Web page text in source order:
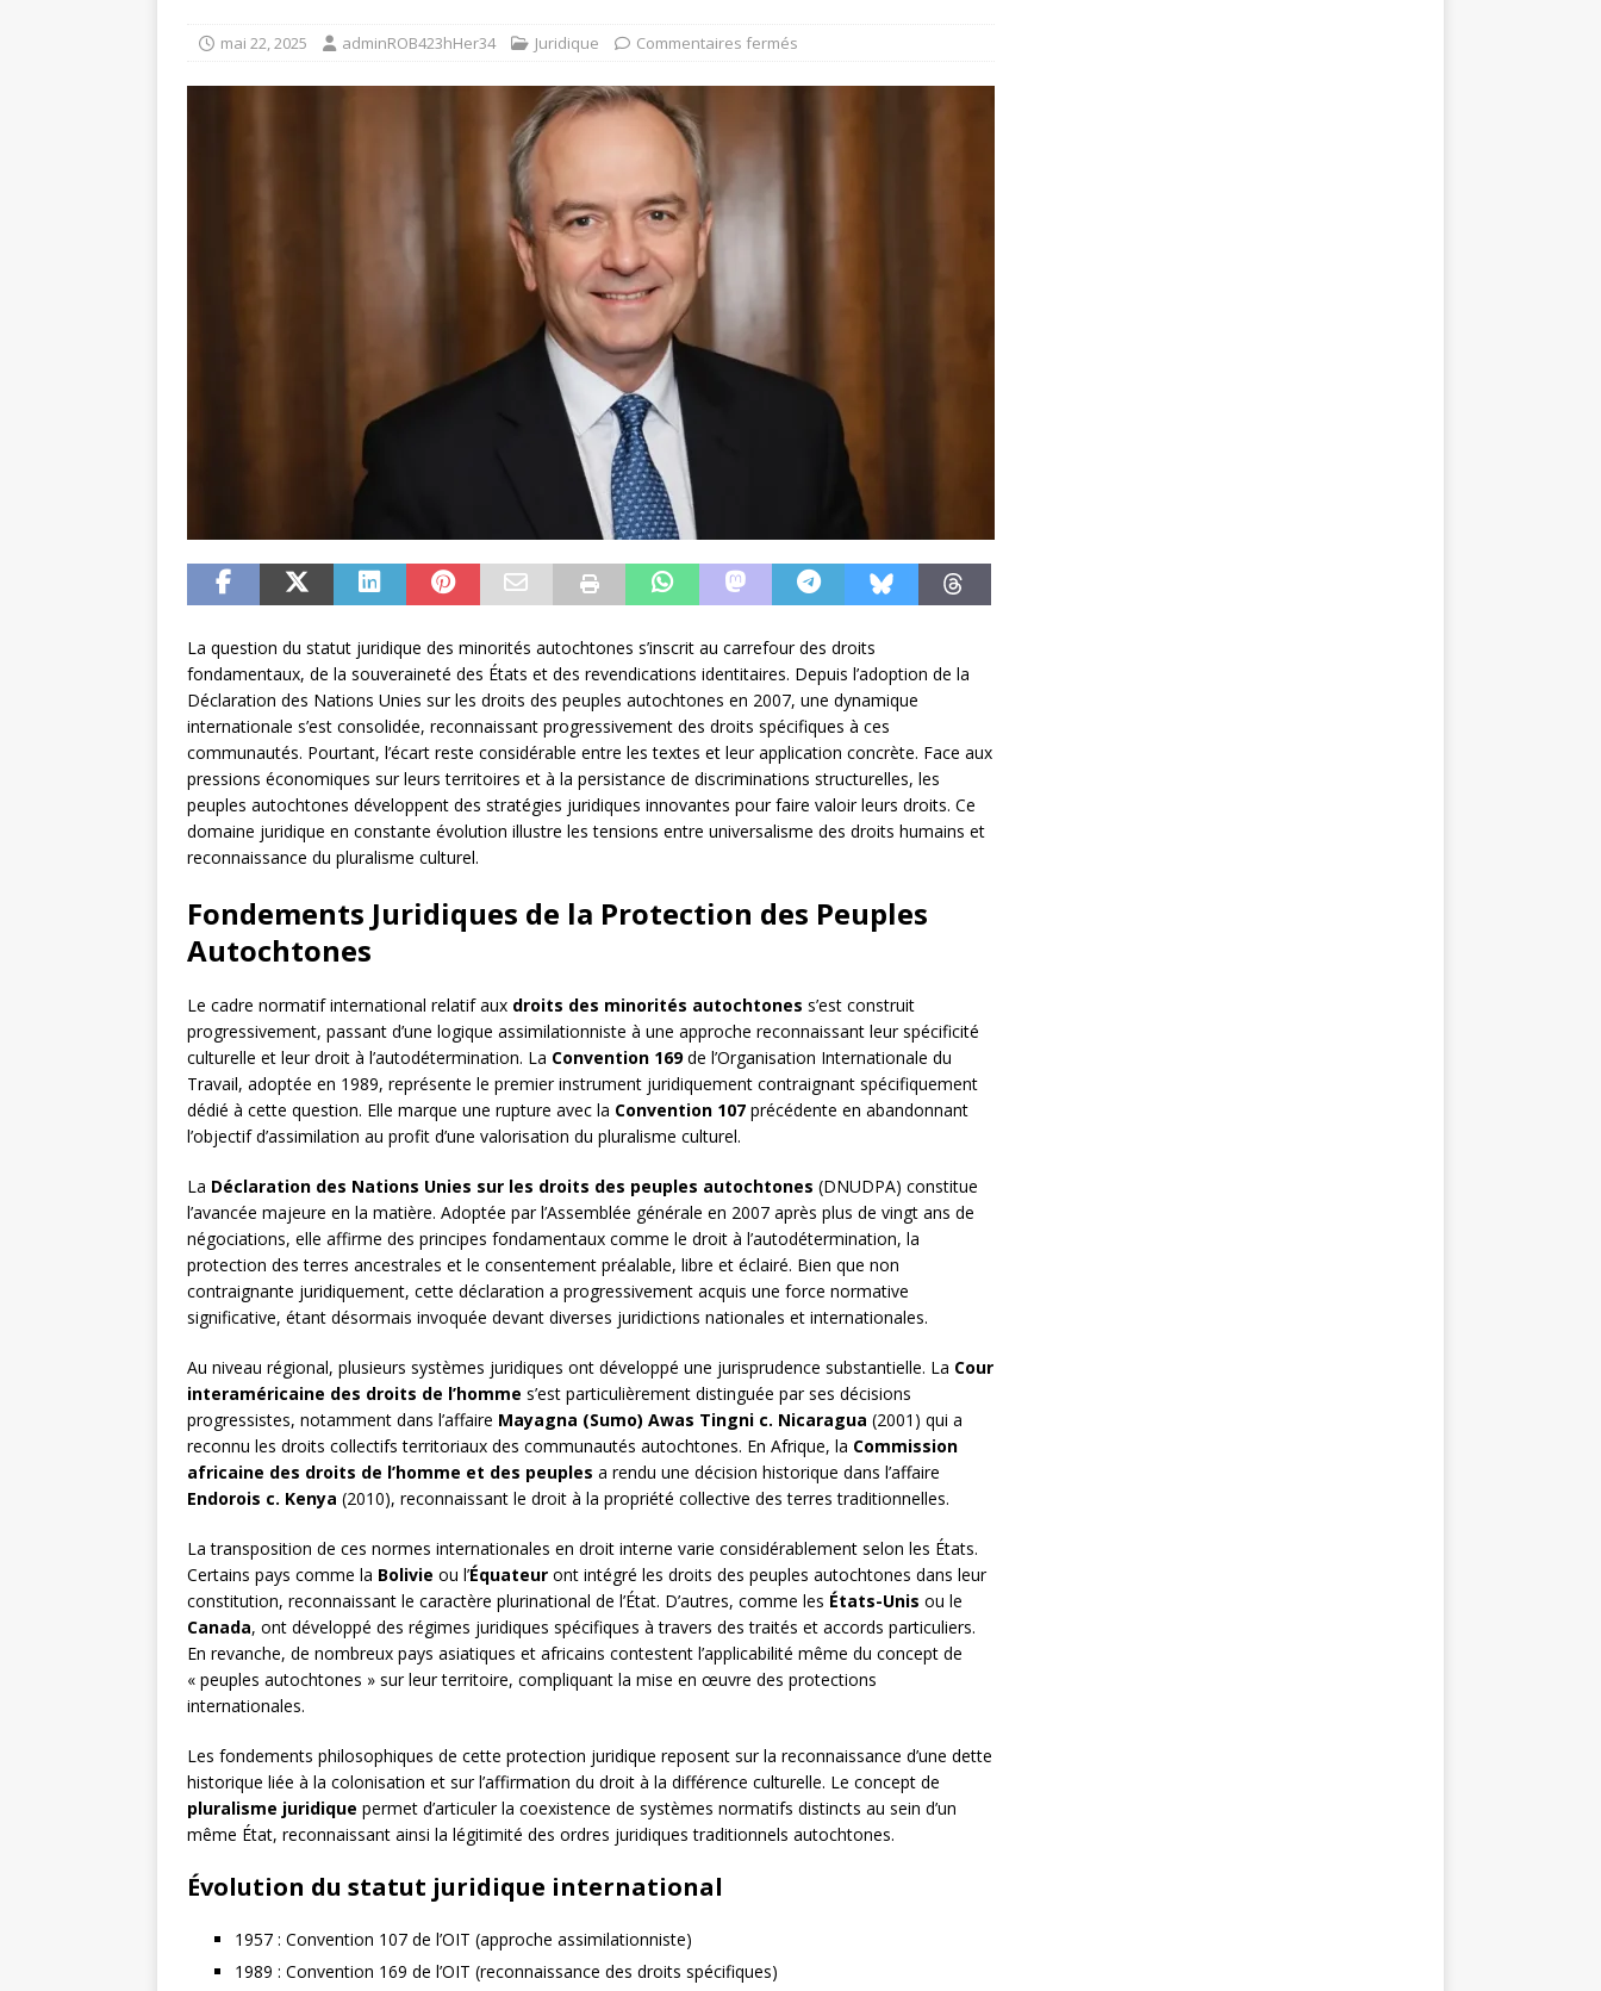
mai 22, 2025 adminROB423hHer34 Juridique Commentaires fermés
La question du statut juridique des minorités autochtones s’inscrit au carrefour des droits
fondamentaux, de la souveraineté des États et des revendications identitaires. Depuis l’adoption de la
Déclaration des Nations Unies sur les droits des peuples autochtones en 2007, une dynamique
internationale s’est consolidée, reconnaissant progressivement des droits spécifiques à ces
communautés. Pourtant, l’écart reste considérable entre les textes et leur application concrète. Face aux
pressions économiques sur leurs territoires et à la persistance de discriminations structurelles, les
peuples autochtones développent des stratégies juridiques innovantes pour faire valoir leurs droits. Ce
domaine juridique en constante évolution illustre les tensions entre universalisme des droits humains et
reconnaissance du pluralisme culturel.
Fondements Juridiques de la Protection des Peuples
Autochtones
Le cadre normatif international relatif aux droits des minorités autochtones s’est construit
progressivement, passant d’une logique assimilationniste à une approche reconnaissant leur spécificité
culturelle et leur droit à l’autodétermination. La Convention 169de l’Organisation Internationale du
Travail, adoptée en 1989, représente le premier instrument juridiquement contraignant spécifiquement
dédié à cette question. Elle marque une rupture avec la Convention 107 précédente en abandonnant
l’objectif d’assimilation au profit d’une valorisation du pluralisme culturel.
La Déclaration des Nations Unies sur les droits des peuples autochtones (DNUDPA) constitue
l’avancée majeure en la matière. Adoptée par l’Assemblée générale en 2007 après plus de vingt ans de
négociations, elle affirme des principes fondamentaux comme le droit à l’autodétermination, la
protection des terres ancestrales et le consentement préalable, libre et éclairé. Bien que non
contraignante juridiquement, cette déclaration a progressivement acquis une force normative
significative, étant désormais invoquée devant diverses juridictions nationales et internationales.
Au niveau régional, plusieurs systèmes juridiques ont développé une jurisprudence substantielle. La Cour
interaméricaine des droits de l’homme s’est particulièrement distinguée par ses décisions
progressistes, notamment dans l’affaire Mayagna (Sumo) Awas Tingni c. Nicaragua (2001) qui a
reconnu les droits collectifs territoriaux des communautés autochtones. En Afrique, la Commission
africaine des droits de l’homme et des peuples a rendu une décision historique dans l’affaire
Endorois c. Kenya (2010), reconnaissant le droit à la propriété collective des terres traditionnelles.
La transposition de ces normes internationales en droit interne varie considérablement selon les États.
Certains pays comme la Bolivie ou l’Équateur ont intégré les droits des peuples autochtones dans leur
constitution, reconnaissant le caractère plurinational de l’État. D’autres, comme les États-Unis ou le
Canada, ont développé des régimes juridiques spécifiques à travers des traités et accords particuliers.
En revanche, de nombreux pays asiatiques et africains contestent l’applicabilité même du concept de
« peuples autochtones » sur leur territoire, compliquant la mise en œuvre des protections
internationales.
Les fondements philosophiques de cette protection juridique reposent sur la reconnaissance d’une dette
historique liée à la colonisation et sur l’affirmation du droit à la différence culturelle. Le concept de
pluralisme juridique permet d’articuler la coexistence de systèmes normatifs distincts au sein d’un
même État, reconnaissant ainsi la légitimité des ordres juridiques traditionnels autochtones.
Évolution du statut juridique international
1957 : Convention 107 de l’OIT (approche assimilationniste)
1989 : Convention 169 de l’OIT (reconnaissance des droits spécifiques)